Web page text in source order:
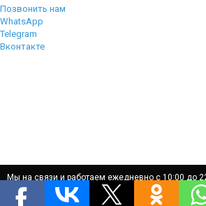
Мы на связи и работаем ежедневно с 10:00 до
вам!
Мы на связи и работаем ежедневно с 10:00 до
вам!
Позвонить нам
WhatsApp
Telegram
Вконтакте